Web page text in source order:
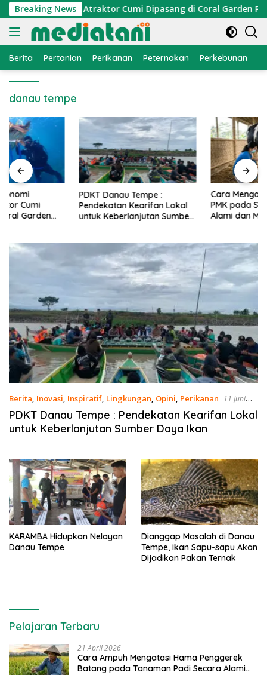
Langsung
ke
konten
Breaking News
Nelayan, Atraktor Cumi Dipasang di Coral Garden Pulau
Berita Pertanian Perikanan Peternakan Perkebunan
danau tempe
PDKT Danau Tempe :
Pendekatan Kearifan Lokal
untuk Keberlanjutan Sumber
Cara Mengatasi Penyakit
PMK pada Sapi Perah Secara
Alami dan Medis
Berita, Inovasi, Inspiratif, Lingkungan, Opini, Perikanan
11 Juni
2026
PDKT Danau Tempe : Pendekatan Kearifan Lokal
untuk Keberlanjutan Sumber Daya Ikan
KARAMBA Hidupkan Nelayan
Danau Tempe
Dianggap Masalah di Danau
Tempe, Ikan Sapu-sapu Akan
Dijadikan Pakan Ternak
Pelajaran Terbaru
21 April 2026
Cara Ampuh Mengatasi Hama Penggerek
Batang pada Tanaman Padi Secara Alami